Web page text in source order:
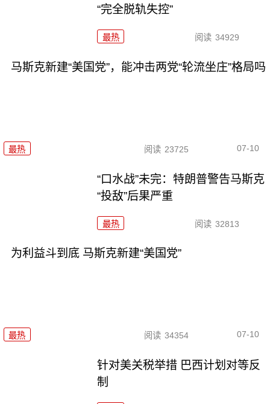
“完全脱轨失控”
最热 阅读 34929
马斯克新建“美国党”，能冲击两党“轮流坐庄”格局吗
最热 阅读 23725 07-10
“口水战”未完：特朗普警告马斯克
“投敌”后果严重
最热 阅读 32813
为利益斗到底 马斯克新建“美国党”
最热 阅读 34354 07-10
针对美关税举措 巴西计划对等反
制